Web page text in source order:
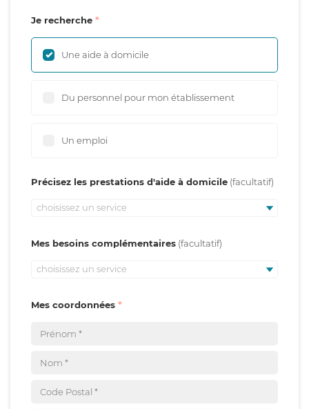
Je recherche
Une aide à domicile
Du personnel pour mon établissement
Un emploi
Précisez les prestations d'aide à domicile
choisissez un service
Mes besoins complémentaires
choisissez un service
Mes coordonnées